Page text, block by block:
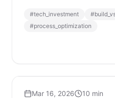
oprogramowanie
procesów w celu
#tech_investment #
#process_optimization
Mar 16, 2026 10 min